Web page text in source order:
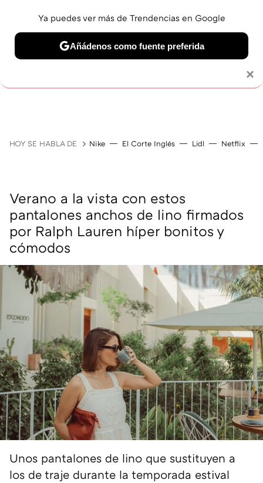
OFERTAS EN
HOY SE HABLA DE Nike El Corte Inglés Lidl Netflix
Verano a la vista con estos
pantalones anchos de lino firmados
por Ralph Lauren híper bonitos y
cómodos
Unos pantalones de lino que sustituyen a
los de traje durante la temporada estival
×
Ya puedes ver más de Trendencias en Google
Añádenos como fuente preferida